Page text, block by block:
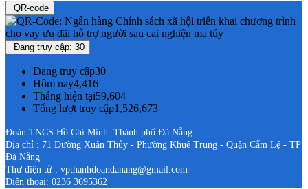
QR-code
Đang truy cập: 30
Đang truy cập30
Hôm nay4,416
Tháng hiện tại59,604
Tổng lượt truy cập1,526,673
Đoàn TNCS Hồ Chí Minh Thành phố Đà Nẵng
Địa chỉ : 71 Đường Xuân Thủy - Phường Khuê Trung - Quận Cẩm Lệ - TP
Đà Nẵng
Thư điện tử : vpthanhdoandanang@gmail.com
Điện thoại: 0236 3695362